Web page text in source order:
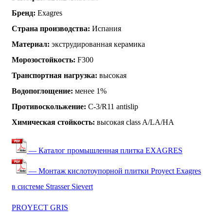
Бренд: Exagres
Страна производства: Испания
Материал: экструдированная керамика
Морозостойкость: F300
Транспортная нагрузка: высокая
Водопоглощение: менее 1%
Противоскольжение: C-3/R11 antislip
Химическая стойкость: высокая class A/LA/HA
— Каталог промышленная плитка EXAGRES
— Монтаж кислотоупорной плитки Proyect Exagres
в системе Strasser Sievert
PROYECT GRIS